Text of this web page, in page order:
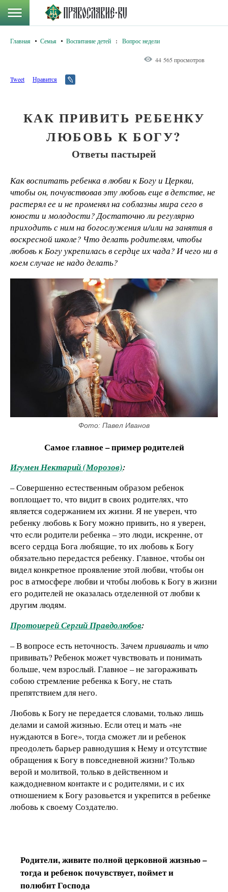
Главная Семья Воспитание детей : Вопрос недели
44 565 просмотров
Tweet Нравится
КАК ПРИВИТЬ РЕБЕНКУ
ЛЮБОВЬ К БОГУ?
Ответы пастырей
Как воспитать ребенка в любви к Богу и Церкви,
чтобы он, почувствовав эту любовь еще в детстве, не
растерял ее и не променял на соблазны мира сего в
юности и молодости? Достаточно ли регулярно
приходить с ним на богослужения и/или на занятия в
воскресной школе? Что делать родителям, чтобы
любовь к Богу укрепилась в сердце их чада? И чего ни в
коем случае не надо делать?
Фото: Павел Иванов
Самое главное – пример родителей
Игумен Нектарий (Морозов):
– Совершенно естественным образом ребенок
воплощает то, что видит в своих родителях, что
является содержанием их жизни. Я не уверен, что
ребенку любовь к Богу можно привить, но я уверен,
что если родители ребенка – это люди, искренне, от
всего сердца Бога любящие, то их любовь к Богу
обязательно передастся ребенку. Главное, чтобы он
видел конкретное проявление этой любви, чтобы он
рос в атмосфере любви и чтобы любовь к Богу в жизни
его родителей не оказалась отделенной от любви к
другим людям.
Протоиерей Сергий Правдолюбов:
– В вопросе есть неточность. Зачемпрививатьичто
прививать? Ребенок может чувствовать и понимать
больше, чем взрослый. Главное – не загораживать
собою стремление ребенка к Богу, не стать
препятствием для него.
Любовь к Богу не передается словами, только лишь
делами и самой жизнью. Если отец и мать «не
нуждаются в Боге», тогда сможет ли и ребенок
преодолеть барьер равнодушия к Нему и отсутствие
обращения к Богу в повседневной жизни? Только
верой и молитвой, только в действенном и
каждодневном контакте и с родителями, и с их
отношением к Богу разовьется и укрепится в ребенке
любовь к своему Создателю.
Родители, живите полной церковной жизнью –
тогда и ребенок почувствует, поймет и
полюбит Господа